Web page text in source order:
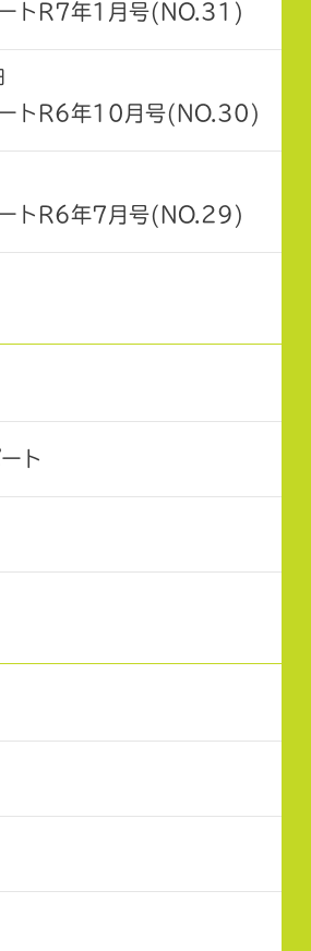
ートR7年1月号(NO.31)
ートR6年10月号(NO.30)
ートR6年7月号(NO.29)
ト